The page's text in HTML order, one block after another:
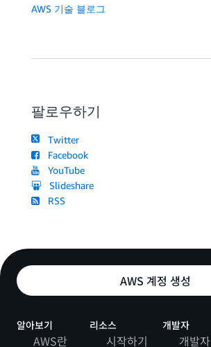
AWS 기술 블로그
팔로우하기
Twitter
Facebook
YouTube
Slideshare
RSS
AWS 계정 생성
알아보기
AWS란
리소스
시작하기
개발자
개발자